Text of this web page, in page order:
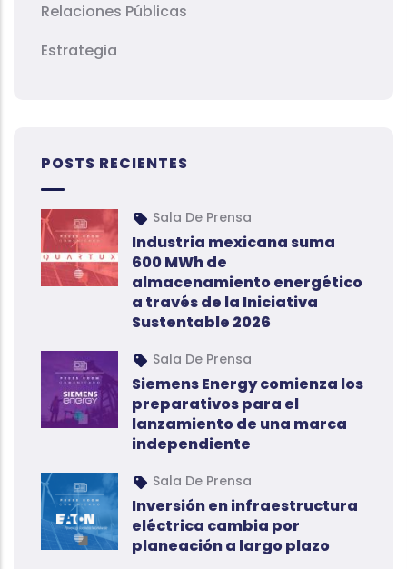
Relaciones Públicas
Estrategia
POSTS RECIENTES
Sala De Prensa
Industria mexicana suma
600 MWh de
almacenamiento energético
a través de la Iniciativa
Sustentable 2026
Sala De Prensa
Siemens Energy comienza los
preparativos para el
lanzamiento de una marca
independiente
Sala De Prensa
Inversión en infraestructura
eléctrica cambia por
planeación a largo plazo